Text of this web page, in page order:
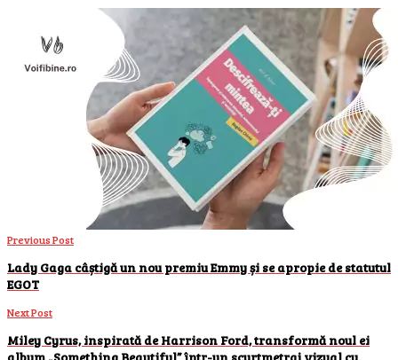
Previous Post
Lady Gaga câștigă un nou premiu Emmy și se apropie de statutul
EGOT
Next Post
Miley Cyrus, inspirată de Harrison Ford, transformă noul ei